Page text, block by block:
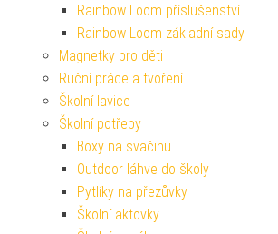
Rainbow Loom příslušenství
Rainbow Loom základní sady
Magnetky pro děti
Ruční práce a tvoření
Školní lavice
Školní potřeby
Boxy na svačinu
Outdoor láhve do školy
Pytlíky na přezůvky
Školní aktovky